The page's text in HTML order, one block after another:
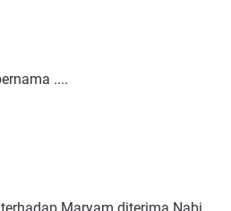
....
Maryam diterima Nabi